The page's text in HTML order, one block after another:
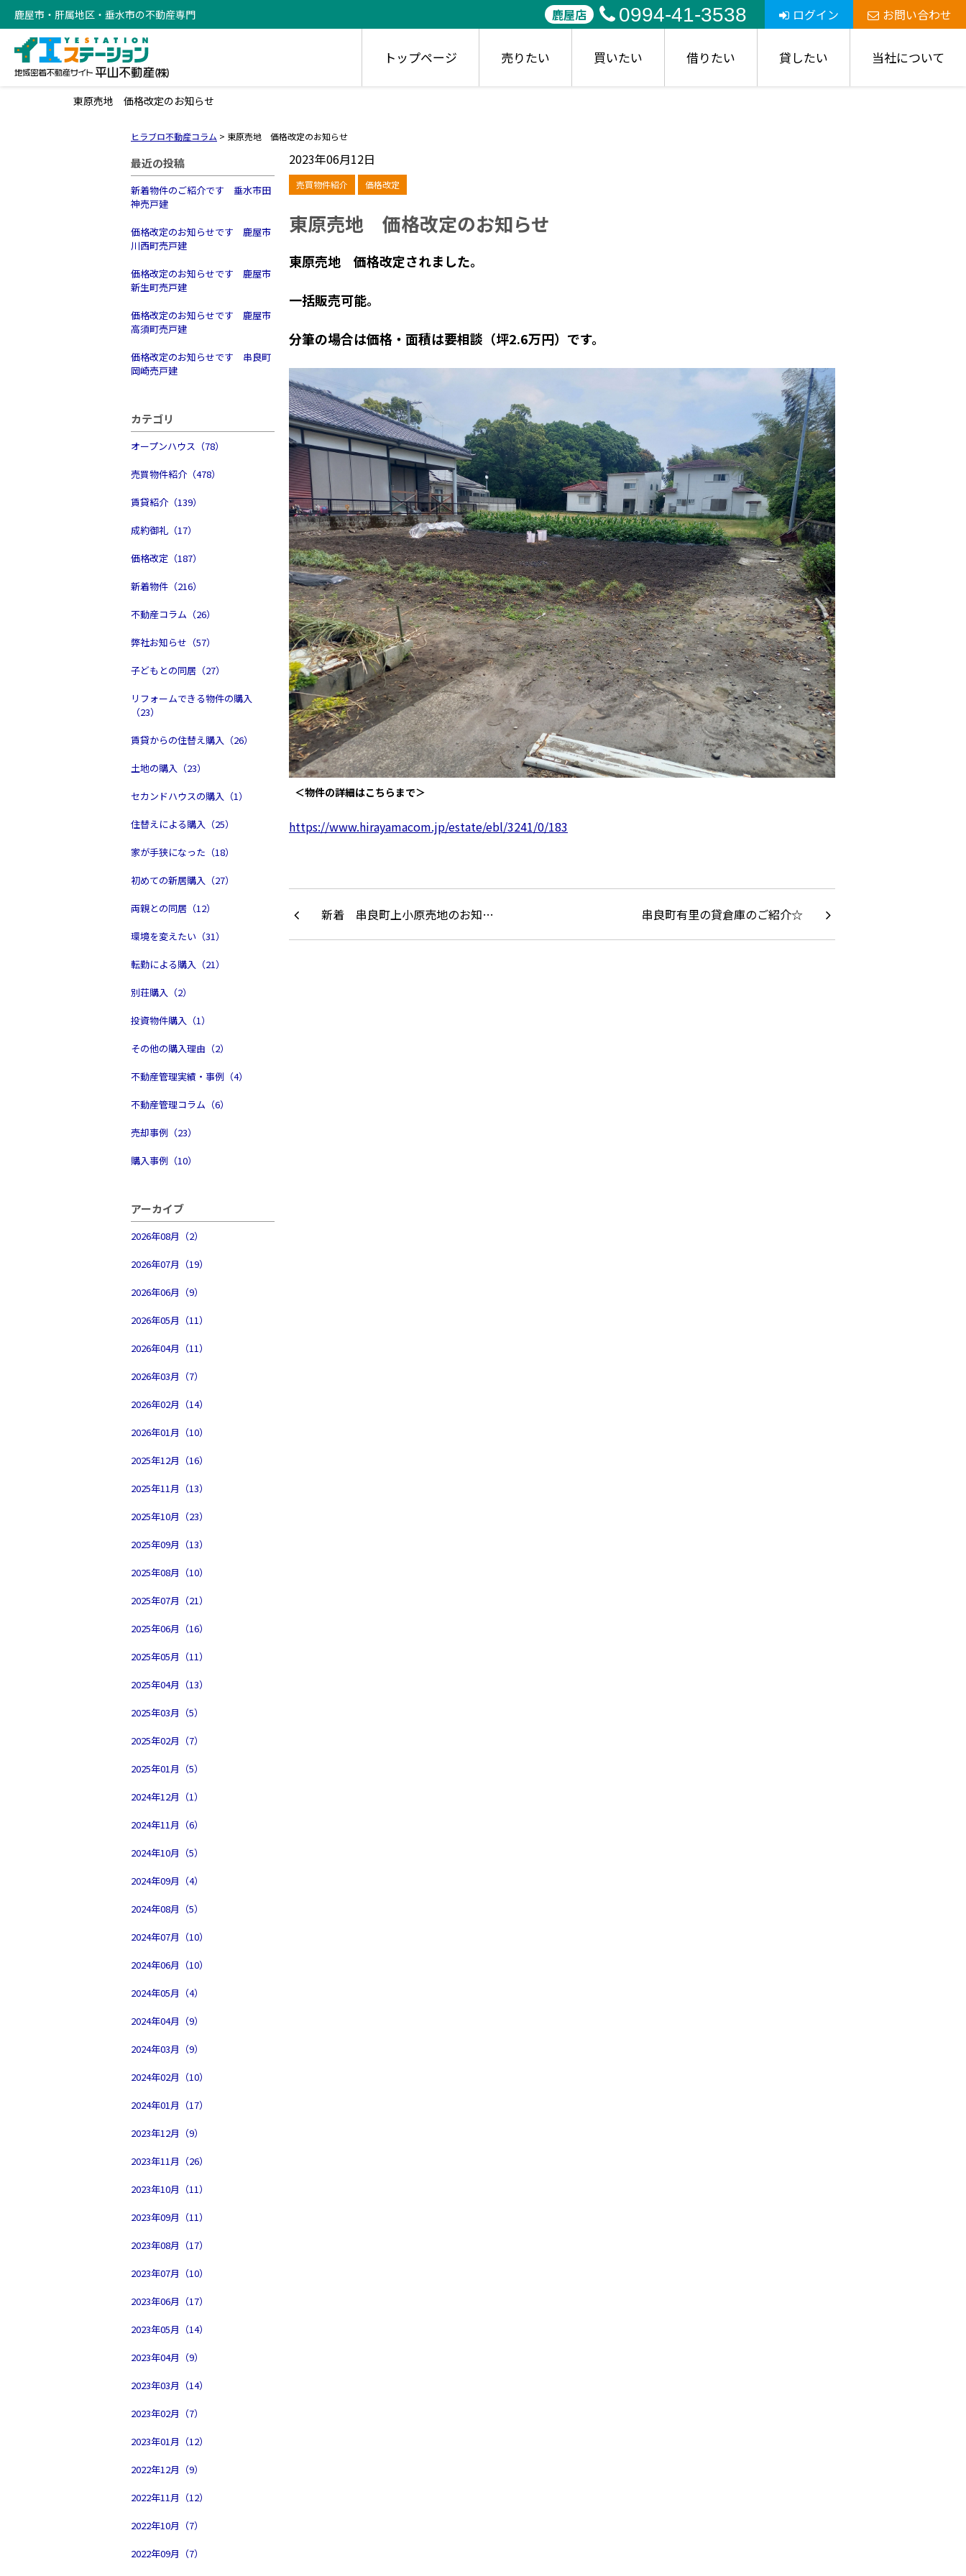
鹿屋市・肝属地区・垂水市の不動産専門 鹿屋店 0994-41-3538 ログイン お問い合わせ
トップページ 売りたい 買いたい 借りたい 貸したい 当社について
東原売地 価格改定のお知らせ
ヒラブロ不動産コラム > 東原売地 価格改定のお知らせ
最近の投稿
新着物件のご紹介です 垂水市田
神売戸建
価格改定のお知らせです 鹿屋市
川西町売戸建
価格改定のお知らせです 鹿屋市
新生町売戸建
価格改定のお知らせです 鹿屋市
高須町売戸建
価格改定のお知らせです 串良町
岡崎売戸建
カテゴリ
オープンハウス（78）
売買物件紹介（478）
賃貸紹介（139）
成約御礼（17）
価格改定（187）
新着物件（216）
不動産コラム（26）
弊社お知らせ（57）
子どもとの同居（27）
リフォームできる物件の購入
（23）
賃貸からの住替え購入（26）
土地の購入（23）
セカンドハウスの購入（1）
住替えによる購入（25）
家が手狭になった（18）
初めての新居購入（27）
両親との同居（12）
環境を変えたい（31）
転勤による購入（21）
別荘購入（2）
投資物件購入（1）
その他の購入理由（2）
不動産管理実績・事例（4）
不動産管理コラム（6）
売却事例（23）
購入事例（10）
アーカイブ
2026年08月（2）
2026年07月（19）
2026年06月（9）
2026年05月（11）
2026年04月（11）
2026年03月（7）
2026年02月（14）
2026年01月（10）
2025年12月（16）
2025年11月（13）
2025年10月（23）
2025年09月（13）
2025年08月（10）
2025年07月（21）
2025年06月（16）
2025年05月（11）
2025年04月（13）
2025年03月（5）
2025年02月（7）
2025年01月（5）
2024年12月（1）
2024年11月（6）
2024年10月（5）
2024年09月（4）
2024年08月（5）
2024年07月（10）
2024年06月（10）
2024年05月（4）
2024年04月（9）
2024年03月（9）
2024年02月（10）
2024年01月（17）
2023年12月（9）
2023年11月（26）
2023年10月（11）
2023年09月（11）
2023年08月（17）
2023年07月（10）
2023年06月（17）
2023年05月（14）
2023年04月（9）
2023年03月（14）
2023年02月（7）
2023年01月（12）
2022年12月（9）
2022年11月（12）
2022年10月（7）
2022年09月（7）
2023年06月12日
売買物件紹介 価格改定
東原売地 価格改定のお知らせ
東原売地 価格改定されました。
一括販売可能。
分筆の場合は価格・面積は要相談（坪2.6万円）です。
＜物件の詳細はこちらまで＞
https://www.hirayamacom.jp/estate/ebl/3241/0/183
新着 串良町上小原売地のお知… 串良町有里の貸倉庫のご紹介☆